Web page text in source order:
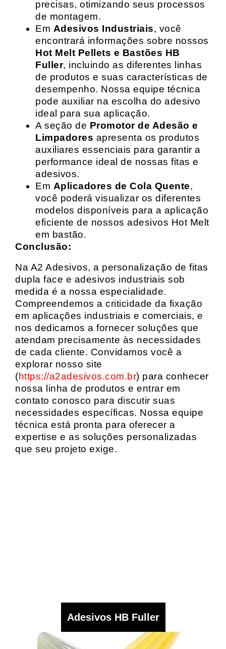
precisas, otimizando seus processos
de montagem.
Em Adesivos Industriais, você
encontrará informações sobre nossos
Hot Melt Pellets e Bastões HB
Fuller, incluindo as diferentes linhas
de produtos e suas características de
desempenho. Nossa equipe técnica
pode auxiliar na escolha do adesivo
ideal para sua aplicação.
A seção de Promotor de Adesão e
Limpadores apresenta os produtos
auxiliares essenciais para garantir a
performance ideal de nossas fitas e
adesivos.
Em Aplicadores de Cola Quente,
você poderá visualizar os diferentes
modelos disponíveis para a aplicação
eficiente de nossos adesivos Hot Melt
em bastão.
Conclusão:
Na A2 Adesivos, a personalização de fitas
dupla face e adesivos industriais sob
medida é a nossa especialidade.
Compreendemos a criticidade da fixação
em aplicações industriais e comerciais, e
nos dedicamos a fornecer soluções que
atendam precisamente às necessidades
de cada cliente. Convidamos você a
explorar nosso site
(https://a2adesivos.com.br) para conhecer
nossa linha de produtos e entrar em
contato conosco para discutir suas
necessidades específicas. Nossa equipe
técnica está pronta para oferecer a
expertise e as soluções personalizadas
que seu projeto exige.
Adesivos HB Fuller